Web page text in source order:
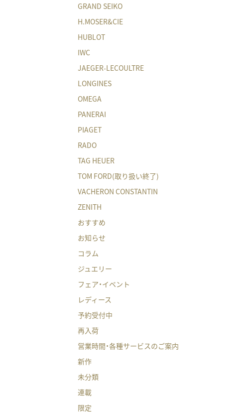
GRAND SEIKO
H.MOSER&CIE
HUBLOT
IWC
JAEGER-LECOULTRE
LONGINES
OMEGA
PANERAI
PIAGET
RADO
TAG HEUER
TOM FORD(取り扱い終了)
VACHERON CONSTANTIN
ZENITH
おすすめ
お知らせ
コラム
ジュエリー
フェア・イベント
レディース
予約受付中
再入荷
営業時間・各種サービスのご案内
新作
未分類
連載
限定